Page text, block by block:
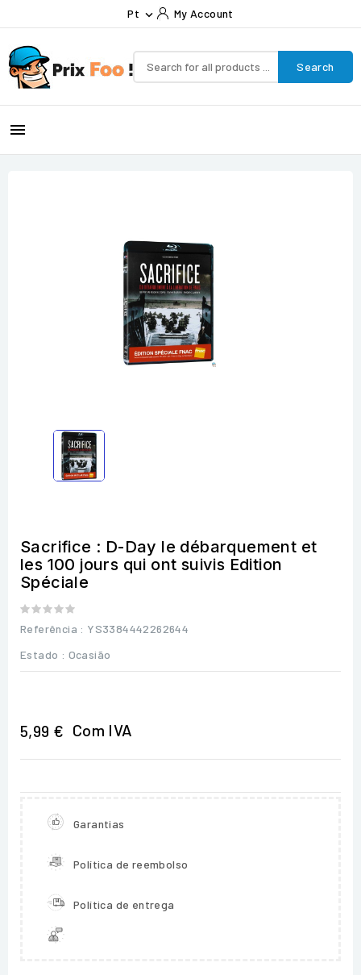
Pt  My Account
Search

Sacrifice : D-Day le débarquement et
les 100 jours qui ont suivis Edition
Spéciale
Referência : YS3384442262644
Estado : Ocasião
5,99 € Com IVA
Garantias
Política de reembolso
Política de entrega